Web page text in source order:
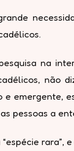
na
não
e emergente,
pessoas a